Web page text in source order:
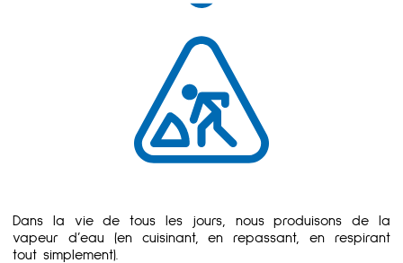
Dans la vie de tous les jours, nous produisons de la
vapeur d’eau (en cuisinant, en repassant, en respirant
tout simplement).